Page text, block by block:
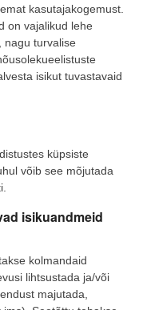
kasutajakogemust.
on vajalikud lehe
nagu turvalise
isikut tuvastavaid
küpsiste
võib see mõjutada
isikuandmeid
kolmandaid
lihtsustada ja/või
majutada,